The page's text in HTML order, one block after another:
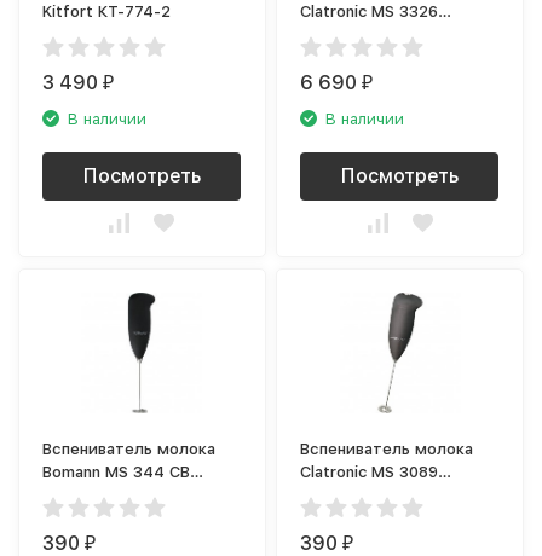
Kitfort КТ-774-2
3 490₽
В наличии
Посмотреть
Clatronic MS 3326
schwarz
6 690₽
В наличии
Посмотреть
Вспениватель молока
Bomann MS 344 CB
Milchaufschaumer
390₽
Вспениватель молока
Clatronic MS 3089
schwarz-chrom
390₽